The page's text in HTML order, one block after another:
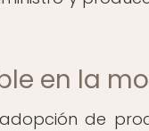
en la
de